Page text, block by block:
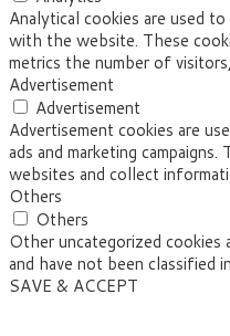
Analytical cookies are used
with the website. These
metrics the number of
Advertisement
Advertisement
Advertisement cookies are
ads and marketing
websites and collect
Others
Others
Other uncategorized cookies
and have not been classified
SAVE & ACCEPT